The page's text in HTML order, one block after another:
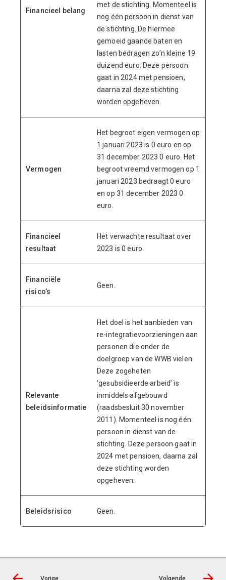
Financieel belang
met de stichting. Momenteel is
nog één persoon in dienst van
de stichting. De hiermee
gemoeid gaande baten en
lasten bedragen zo'n kleine 19
duizend euro. Deze persoon
gaat in 2024 met pensioen,
daarna zal deze stichting
worden opgeheven.
Vermogen
Het begroot eigen vermogen op
1 januari 2023 is 0 euro en op
31 december 2023 0 euro. Het
begroot vreemd vermogen op 1
januari 2023 bedraagt 0 euro
en op 31 december 2023 0
euro.
Financieel
resultaat
Het verwachte resultaat over
2023 is 0 euro.
Financiële
risico’s
Geen.
Relevante
beleidsinformatie
Het doel is het aanbieden van
re-integratievoorzieningen aan
personen die onder de
doelgroep van de WWB vielen.
Deze zogeheten
‘gesubsidieerde arbeid’ is
inmiddels afgebouwd
(raadsbesluit 30 november
2011). Momenteel is nog één
persoon in dienst van de
stichting. Deze persoon gaat in
2024 met pensioen, daarna zal
deze stichting worden
opgeheven.
Beleidsrisico Geen.
Vorige Volgende